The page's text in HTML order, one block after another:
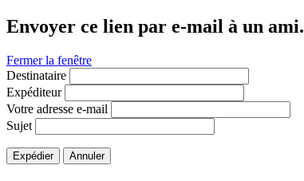
Envoyer ce lien par e-mail à un ami.
Fermer la fenêtre
Destinataire
Expéditeur
Votre adresse e-mail
Sujet
Expédier Annuler